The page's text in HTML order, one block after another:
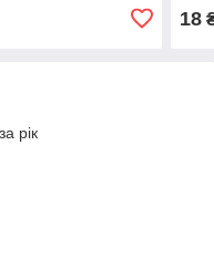
18
рік